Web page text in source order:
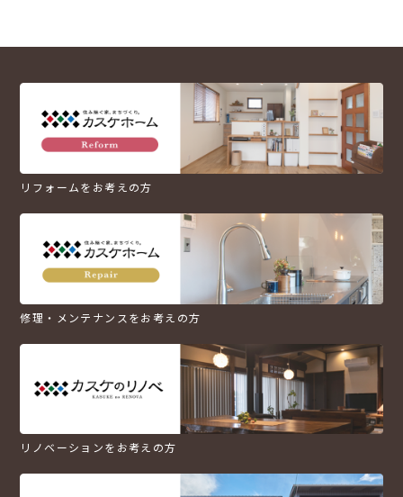
リフォームをお考えの方
修理・メンテナンスをお考えの方
リノベーションをお考えの方